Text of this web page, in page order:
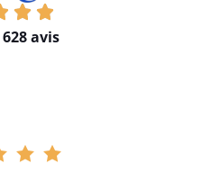
628 avis